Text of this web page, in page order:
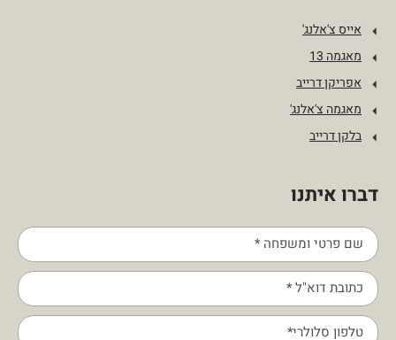
אייס צ'אלנג'
מאגמה 13
אפריקן דרייב
מאגמה צ'אלנג'
בלקן דרייב
דברו איתנו